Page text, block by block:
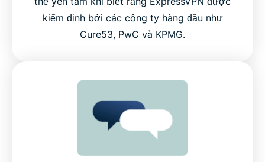
kiểm định bởi các công ty hàng đầu như
Cure53, PwC và KPMG.